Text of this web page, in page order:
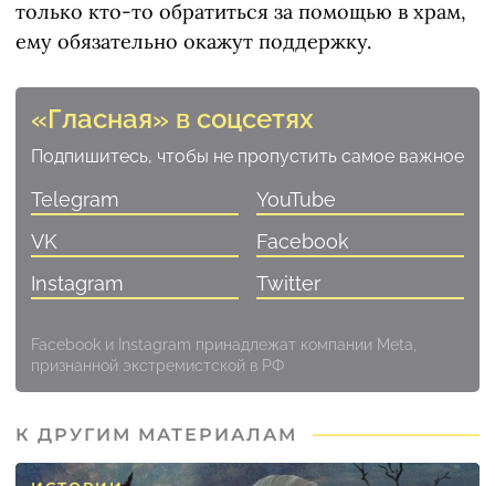
только кто-то обратиться за помощью в храм,
ему обязательно окажут поддержку.
«Гласная» в соцсетях
Подпишитесь, чтобы не пропустить самое важное
Telegram
YouTube
VK
Facebook
Instagram
Twitter
Facebook и Instagram принадлежат компании Meta,
признанной экстремистской в РФ
К ДРУГИМ МАТЕРИАЛАМ